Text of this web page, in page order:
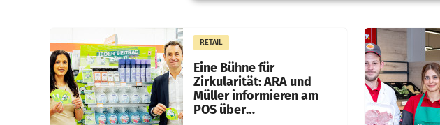
RETAIL
Eine Bühne für
Zirkularität: ARA und
Müller informieren am
POS über